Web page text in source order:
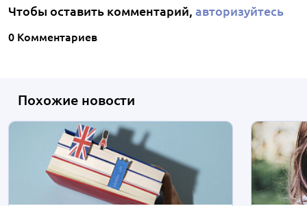
Чтобы оставить комментарий, авторизуйтесь
0 Комментариев
Похожие новости